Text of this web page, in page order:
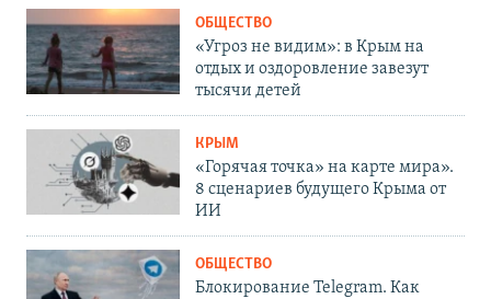
ОБЩЕСТВО
«Угроз не видим»: в Крым на
отдых и оздоровление завезут
тысячи детей
КРЫМ
«Горячая точка» на карте мира».
8 сценариев будущего Крыма от
ИИ
ОБЩЕСТВО
Блокирование Telegram. Как